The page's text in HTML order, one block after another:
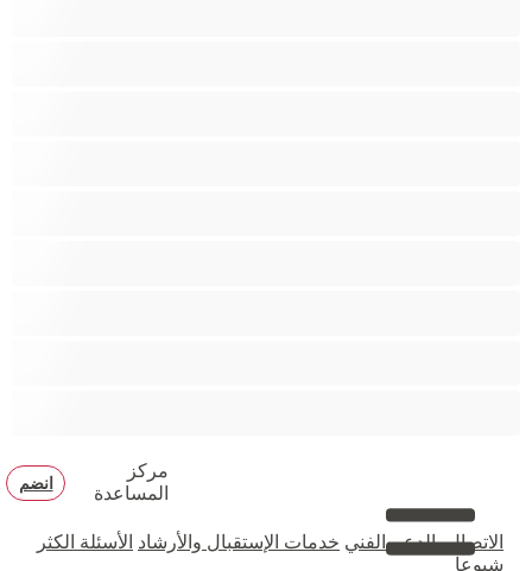
مركز
المساعدة
انضم
الاتصال بالدعم الفني خدمات الإستقبال والأرشاد الأسئلة الكثر
شيوعا